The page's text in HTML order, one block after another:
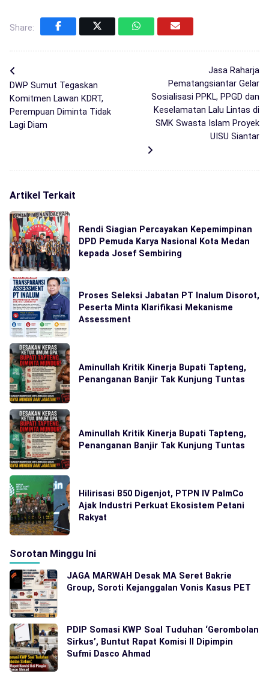
Share:
DWP Sumut Tegaskan
Komitmen Lawan KDRT,
Perempuan Diminta Tidak
Lagi Diam
Jasa Raharja
Pematangsiantar Gelar
Sosialisasi PPKL, PPGD dan
Keselamatan Lalu Lintas di
SMK Swasta Islam Proyek
UISU Siantar
Artikel Terkait
Rendi Siagian Percayakan Kepemimpinan
DPD Pemuda Karya Nasional Kota Medan
kepada Josef Sembiring
Proses Seleksi Jabatan PT Inalum Disorot,
Peserta Minta Klarifikasi Mekanisme
Assessment
Aminullah Kritik Kinerja Bupati Tapteng,
Penanganan Banjir Tak Kunjung Tuntas
Aminullah Kritik Kinerja Bupati Tapteng,
Penanganan Banjir Tak Kunjung Tuntas
Hilirisasi B50 Digenjot, PTPN IV PalmCo
Ajak Industri Perkuat Ekosistem Petani
Rakyat
Sorotan Minggu Ini
JAGA MARWAH Desak MA Seret Bakrie
Group, Soroti Kejanggalan Vonis Kasus PET
PDIP Somasi KWP Soal Tuduhan ‘Gerombolan
Sirkus’, Buntut Rapat Komisi II Dipimpin
Sufmi Dasco Ahmad